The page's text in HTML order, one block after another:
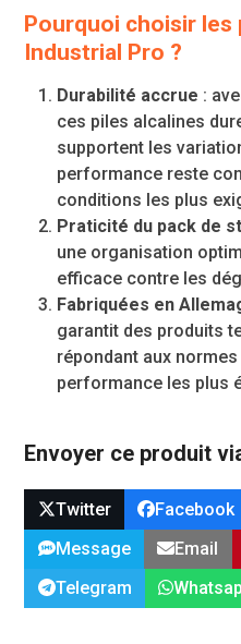
Pourquoi choisir les
Industrial Pro ?
Durabilité accrue :
ces piles alcalines
supportent les
performance reste
conditions les plus
Praticité du pack de
une organisation
efficace contre les
Fabriquées en
garantit des produits
répondant aux
performance les plus
Envoyer ce produit
Twitter Facebook
Message
Email
Telegram